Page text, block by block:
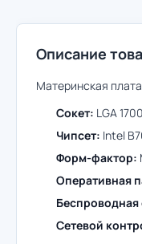
Описание
Материнская
Сокет: LGA
Чипсет: Intel
Форм-фактор:
Оперативная
Беспроводная
Сетевой